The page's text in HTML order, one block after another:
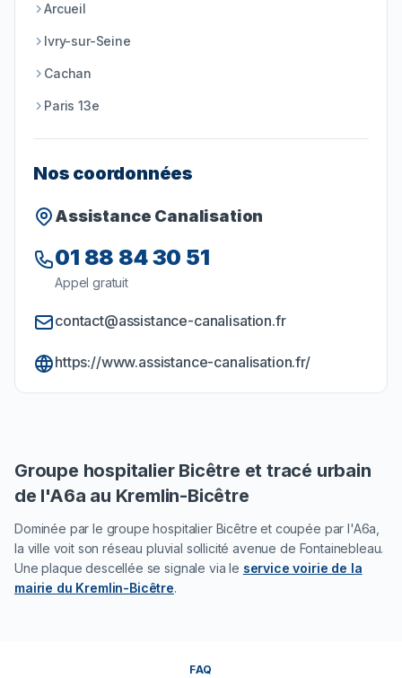
Arcueil
Ivry-sur-Seine
Cachan
Paris 13e
Nos coordonnées
Assistance Canalisation
01 88 84 30 51
Appel gratuit
contact@assistance-canalisation.fr
https://www.assistance-canalisation.fr/
Groupe hospitalier Bicêtre et tracé urbain
de l'A6a au Kremlin-Bicêtre
Dominée par le groupe hospitalier Bicêtre et coupée par l'A6a,
la ville voit son réseau pluvial sollicité avenue de Fontainebleau.
Une plaque descellée se signale via le service voirie de la
mairie du Kremlin-Bicêtre.
FAQ